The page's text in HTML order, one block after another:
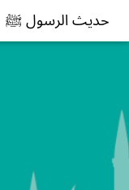
حديث الرسول ﷺ